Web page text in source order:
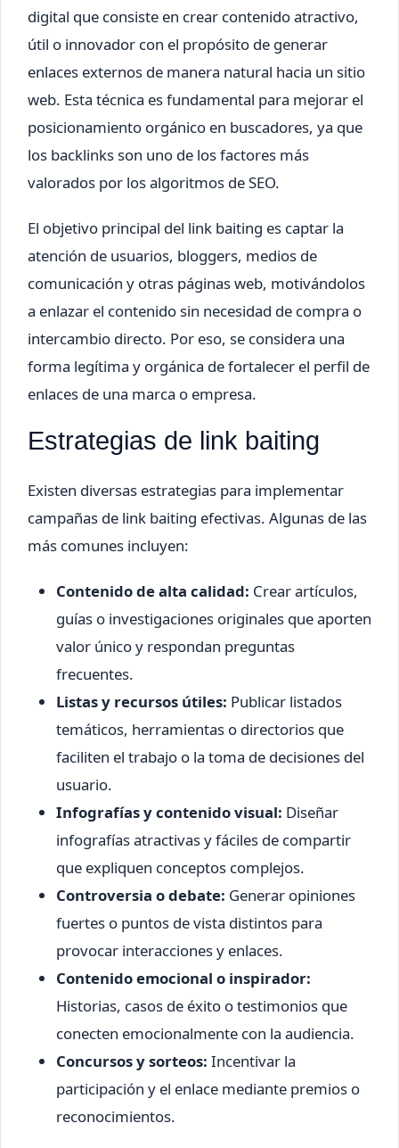
digital que consiste en crear contenido atractivo,
útil o innovador con el propósito de generar
enlaces externos de manera natural hacia un sitio
web. Esta técnica es fundamental para mejorar el
posicionamiento orgánico en buscadores, ya que
los backlinks son uno de los factores más
valorados por los algoritmos de SEO.
El objetivo principal del link baiting es captar la
atención de usuarios, bloggers, medios de
comunicación y otras páginas web, motivándolos
a enlazar el contenido sin necesidad de compra o
intercambio directo. Por eso, se considera una
forma legítima y orgánica de fortalecer el perfil de
enlaces de una marca o empresa.
Estrategias de link baiting
Existen diversas estrategias para implementar
campañas de link baiting efectivas. Algunas de las
más comunes incluyen:
Contenido de alta calidad: Crear artículos,
guías o investigaciones originales que aporten
valor único y respondan preguntas
frecuentes.
Listas y recursos útiles: Publicar listados
temáticos, herramientas o directorios que
faciliten el trabajo o la toma de decisiones del
usuario.
Infografías y contenido visual: Diseñar
infografías atractivas y fáciles de compartir
que expliquen conceptos complejos.
Controversia o debate: Generar opiniones
fuertes o puntos de vista distintos para
provocar interacciones y enlaces.
Contenido emocional o inspirador:
Historias, casos de éxito o testimonios que
conecten emocionalmente con la audiencia.
Concursos y sorteos: Incentivar la
participación y el enlace mediante premios o
reconocimientos.